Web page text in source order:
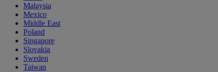
Malaysia
Mexico
Middle East
Poland
Singapore
Slovakia
Sweden
Taiwan